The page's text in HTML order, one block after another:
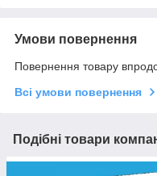
Умови повернення
Повернення товару
Всі умови повернення
Подібні товари